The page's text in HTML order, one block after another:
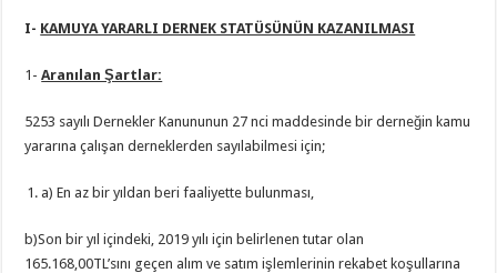
I- KAMUYA YARARLI DERNEK STATÜSÜNÜN KAZANILMASI
1-Aranılan Şartlar:
5253 sayılı Dernekler Kanununun 27 nci maddesinde bir derneğin kamu
yararına çalışan derneklerden sayılabilmesi için;
a) En az bir yıldan beri faaliyette bulunması,
b)Son bir yıl içindeki, 2019 yılı için belirlenen tutar olan
165.168,00TL’sını geçen alım ve satım işlemlerinin rekabet koşullarına